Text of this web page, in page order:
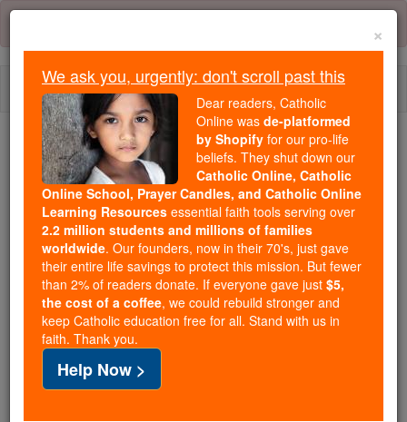
Skip
content
We ask you, urgently: don't scroll past this
Dear readers, Catholic Online
wasde-platformed by Shopify
for our pro-life beliefs. They
shut down ourCatholic
Online, Catholic Online School, Prayer Candles, and
Catholic Online Learning Resourcesessential faith
tools serving over2.2 million students and millions of
families worldwide. Our founders, now in their 70's,
just gave their entire life savings to protect this mission.
But fewer than 2% of readers donate. If everyone gave
×
We ask you, urgently: don't scroll past this
Dear readers, Catholic
Online was de-platformed
by Shopify for our pro-life
beliefs. They shut down our
Catholic Online, Catholic
Online School, Prayer Candles, and Catholic Online
Learning Resources essential faith tools serving over
2.2 million students and millions of families
worldwide. Our founders, now in their 70's, just gave
their entire life savings to protect this mission. But fewer
than 2% of readers donate. If everyone gave just $5,
the cost of a coffee, we could rebuild stronger and
keep Catholic education free for all. Stand with us in
faith. Thank you.
Help Now >